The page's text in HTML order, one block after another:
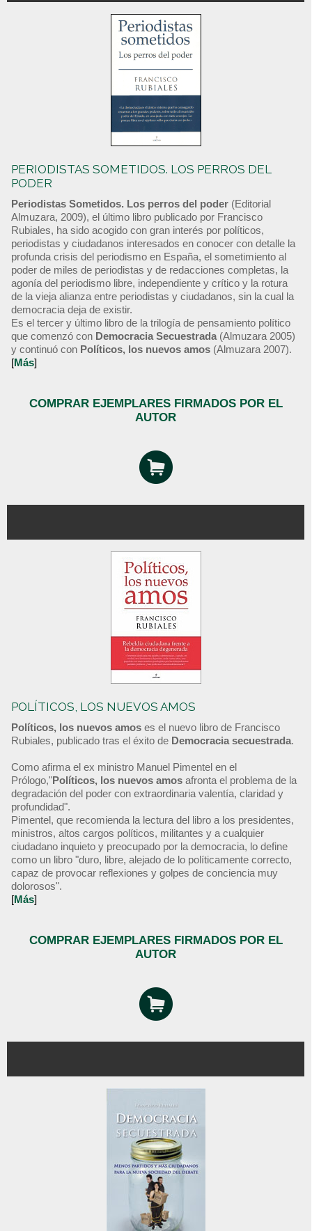
PERIODISTAS SOMETIDOS. LOS PERROS DEL
PODER
Periodistas Sometidos. Los perros del poder (Editorial
Almuzara, 2009), el último libro publicado por Francisco
Rubiales, ha sido acogido con gran interés por políticos,
periodistas y ciudadanos interesados en conocer con detalle la
profunda crisis del periodismo en España, el sometimiento al
poder de miles de periodistas y de redacciones completas, la
agonía del periodismo libre, independiente y crítico y la rotura
de la vieja alianza entre periodistas y ciudadanos, sin la cual la
democracia deja de existir.
Es el tercer y último libro de la trilogía de pensamiento político
que comenzó con Democracia Secuestrada (Almuzara 2005)
y continuó con Políticos, los nuevos amos (Almuzara 2007).
[Más]
COMPRAR EJEMPLARES FIRMADOS POR EL
AUTOR
POLÍTICOS, LOS NUEVOS AMOS
Políticos, los nuevos amos es el nuevo libro de Francisco
Rubiales, publicado tras el éxito de Democracia secuestrada.
Como afirma el ex ministro Manuel Pimentel en el
Prólogo,"Políticos, los nuevos amos afronta el problema de la
degradación del poder con extraordinaria valentía, claridad y
profundidad".
Pimentel, que recomienda la lectura del libro a los presidentes,
ministros, altos cargos políticos, militantes y a cualquier
ciudadano inquieto y preocupado por la democracia, lo define
como un libro "duro, libre, alejado de lo políticamente correcto,
capaz de provocar reflexiones y golpes de conciencia muy
dolorosos".
[Más]
COMPRAR EJEMPLARES FIRMADOS POR EL
AUTOR